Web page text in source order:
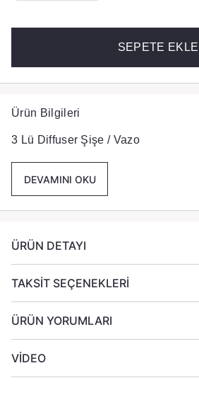
SEPETE EKLE
Ürün Bilgileri
3 Lü Diffuser Şişe / Vazo
DEVAMINI OKU
ÜRÜN DETAYI
TAKSİT SEÇENEKLERİ
ÜRÜN YORUMLARI
VİDEO